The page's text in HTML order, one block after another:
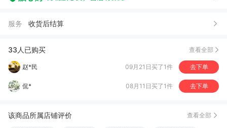
服务 收货后结算
33人已购买 查看全部
赵*民
侃* 去下单
夏*亮 08月18日买了1件 去下单
王*叶 08月02日买了1件 去下单
该商品所属店铺评价 查看全部